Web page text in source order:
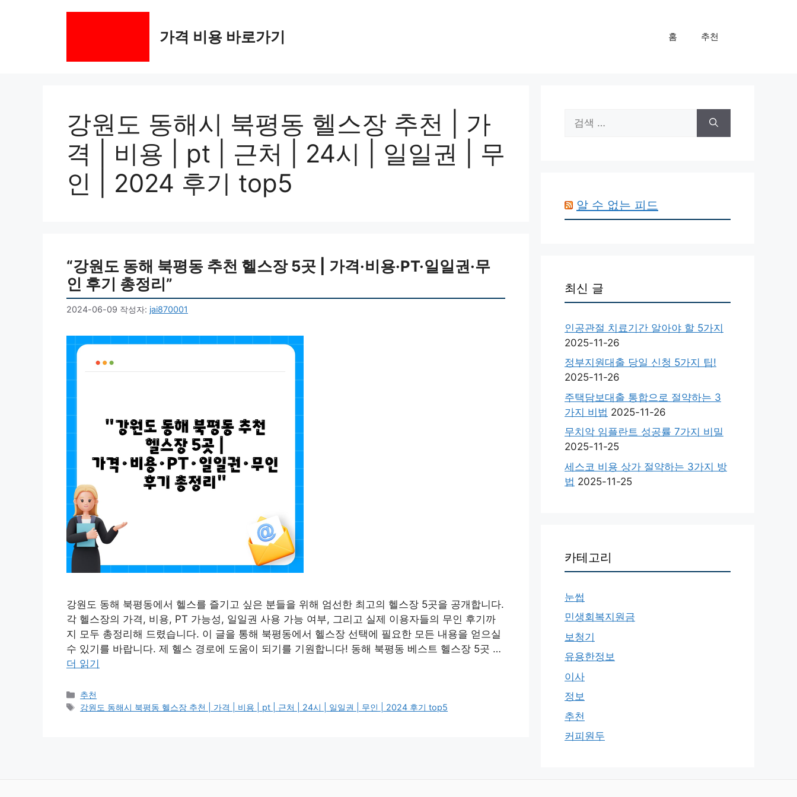
가격 비용 바로가기 홈 추천
강원도 동해시 북평동 헬스장 추천 | 가
격 | 비용 | pt | 근처 | 24시 | 일일권 | 무
인 | 2024 후기 top5
“강원도 동해 북평동 추천 헬스장 5곳 | 가격·비용·PT·일일권·무
인 후기 총정리”
2024-06-09 작성자: jai870001
강원도 동해 북평동에서 헬스를 즐기고 싶은 분들을 위해 엄선한 최고의 헬스장 5곳을 공개합니다.
각 헬스장의 가격, 비용, PT 가능성, 일일권 사용 가능 여부, 그리고 실제 이용자들의 무인 후기까
지 모두 총정리해 드렸습니다. 이 글을 통해 북평동에서 헬스장 선택에 필요한 모든 내용을 얻으실
수 있기를 바랍니다. 제 헬스 경로에 도움이 되기를 기원합니다! 동해 북평동 베스트 헬스장 5곳 …
더 읽기
카
테
추천
태
강원도 동해시 북평동 헬스장 추천 | 가격 | 비용 | pt | 근처 | 24시 | 일일권 | 무인 | 2024 후기 top5
색:
알 수 없는 피드
최신 글
인공관절 치료기간 알아야 할 5가지
2025-11-26
정부지원대출 당일 신청 5가지 팁!
2025-11-26
주택담보대출 통합으로 절약하는 3
가지 비법 2025-11-26
무치악 임플란트 성공률 7가지 비밀
2025-11-25
세스코 비용 상가 절약하는 3가지 방
법 2025-11-25
카테고리
눈썹
민생회복지원금
보청기
유용한정보
이사
정보
추천
커피원두